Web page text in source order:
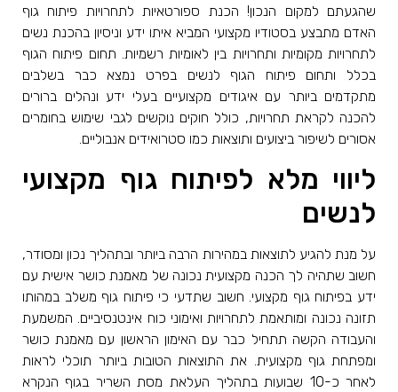
שהגעתם למקום הנכון! הכנת ספורטאיות לתחרויות פיתוח גוף
האדם מתבצע בסטודיו מקצועי המביא איתו ידע וניסיון בהכנת נשים
לתחרויות מקומיות ותחרויות בין לאומיות רשמיות. תחום פיתוח הגוף
בכלל ותחום פיתוח הגוף לנשים בפרט נמצא כבר בשלבים
מתקדמים ביותר עם איגודים מקצועיים בעלי ידע ונהלים ברורים
להכנה לקראת תחרויות, כולל חוקים נוקשים לגבי שימוש בחומרים
אסורים לשיפור ביצועים ותוצאות כמו סטרואידים אנבוליים.
ליווי מלא לפיתוח גוף מקצועי
לנשים
על מנת להגיע לתוצאות במהירות הרבה ביותר ובתהליך נכון ומסודר,
חשוב שתהיה לך הכנה מקצועית נכונה של מאמנת כושר אישית עם
ידע בפיתוח גוף מקצועי. חשוב שתדעי כי פיתוח גוף משלב במהותו
תזונה נכונה ומותאמת לתחרויות ואימוני כוח אינטנסיביים. המשמעת
והעבודה הקשה תתחיל כבר עם האימון הראשון עם מאמנת כושר
ומפתחת גוף מקצועית. את התוצאות הטובות ביותר תוכלי לראות
לאחר כ-10 שבועות בתהליך העלאת מסת השריר בגוף הנקרא